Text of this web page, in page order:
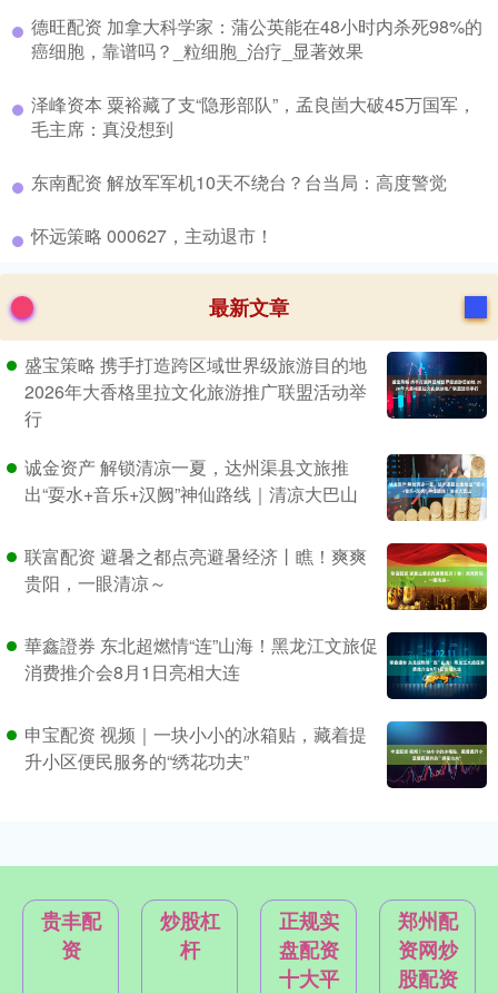
​德旺配资 加拿大科学家：蒲公英能在48小时内杀死98%的
癌细胞，靠谱吗？_粒细胞_治疗_显著效果
​泽峰资本 粟裕藏了支“隐形部队”，孟良崮大破45万国军，
毛主席：真没想到
​东南配资 解放军军机10天不绕台？台当局：高度警觉
​怀远策略 000627，主动退市！
最新文章
盛宝策略 携手打造跨区域世界级旅游目的地
2026年大香格里拉文化旅游推广联盟活动举
行
诚金资产 解锁清凉一夏，达州渠县文旅推
出“耍水+音乐+汉阙”神仙路线｜清凉大巴山
联富配资 避暑之都点亮避暑经济丨瞧！爽爽
贵阳，一眼清凉～
華鑫證券 东北超燃情“连”山海！黑龙江文旅促
消费推介会8月1日亮相大连
申宝配资 视频｜一块小小的冰箱贴，藏着提
升小区便民服务的“绣花功夫”
贵丰配
资
炒股杠
杆
正规实
盘配资
十大平
郑州配
资网炒
股配资